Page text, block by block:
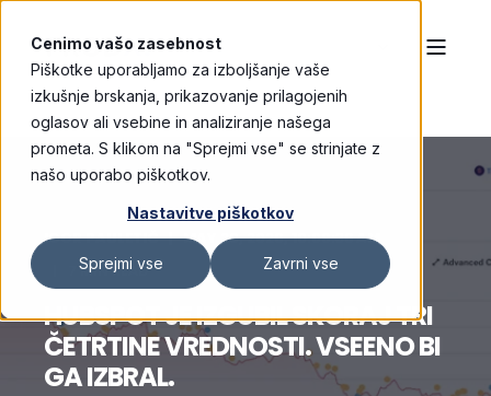
Cenimo vašo zasebnost
Piškotke uporabljamo za izboljšanje vaše
izkušnje brskanja, prikazovanje prilagojenih
oglasov ali vsebine in analiziranje našega
prometa. S klikom na "Sprejmi vse" se strinjate z
našo uporabo piškotkov.
Nastavitve piškotkov
Sprejmi vse Zavrni vse
IGOR PAULETIČ
MAY 20, 2026, 10:09:36 AM
7 MIN READ
HUBSPOT JE IZGUBIL SKORAJ TRI
ČETRTINE VREDNOSTI. VSEENO BI
GA IZBRAL.